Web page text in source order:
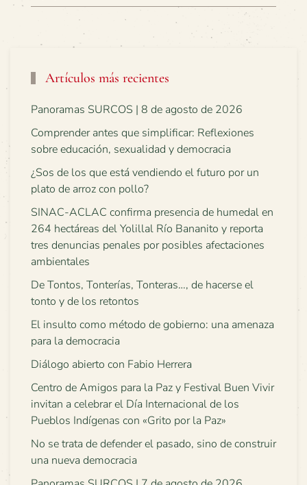
Artículos más recientes
Panoramas SURCOS | 8 de agosto de 2026
Comprender antes que simplificar: Reflexiones
sobre educación, sexualidad y democracia
¿Sos de los que está vendiendo el futuro por un
plato de arroz con pollo?
SINAC-ACLAC confirma presencia de humedal en
264 hectáreas del Yolillal Río Bananito y reporta
tres denuncias penales por posibles afectaciones
ambientales
De Tontos, Tonterías, Tonteras…, de hacerse el
tonto y de los retontos
El insulto como método de gobierno: una amenaza
para la democracia
Diálogo abierto con Fabio Herrera
Centro de Amigos para la Paz y Festival Buen Vivir
invitan a celebrar el Día Internacional de los
Pueblos Indígenas con «Grito por la Paz»
No se trata de defender el pasado, sino de construir
una nueva democracia